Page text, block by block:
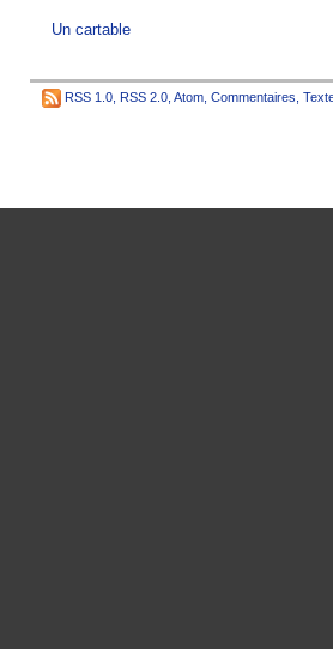
Un cartable
RSS 1.0 RSS 2.0 Atom Commentaires